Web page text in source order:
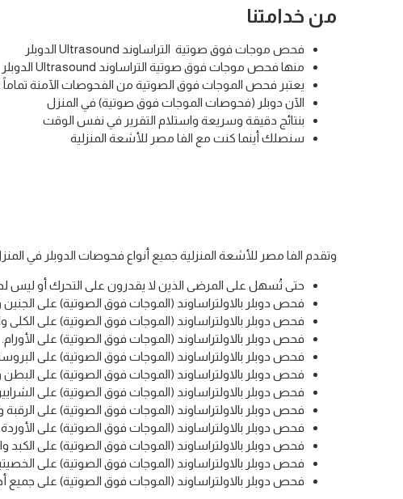
من خدامتنا
فحص موجات فوق صوتية التراساوند Ultrasound الدوبلر
منها فحص موجات فوق صوتية التراساوند Ultrasound الدوبلر
يعتبر فحص الموجات فوق الصوتية من الفحوصات الآمنة تماماً
الآن دوبلر (فحوصات الموجات فوق صوتية) في المنزل
بنتائج دقيقة وسريعة واستلام التقرير في نفس الوقت
سنصلك أينما كنت مع الفا مصر للأشعة المنزلية
وتقدم الفا مصر للأشعة المنزلية جميع أنواع فحوصات الدوبلر في
حتى تُسهل على المرضى الذين لا يقدرون على التحرك أو
فحص دوبلر بالاولتراساوند (الموجات فوق الصوتية) على الجنين
فحص دوبلر بالاولتراساوند (الموجات فوق الصوتية) على الكلى
فحص دوبلر بالاولتراساوند (الموجات فوق الصوتية) على الأورام.
فحص دوبلر بالاولتراساوند (الموجات فوق الصوتية) على
فحص دوبلر بالاولتراساوند (الموجات فوق الصوتية) على
فحص دوبلر بالاولتراساوند (الموجات فوق الصوتية) على
فحص دوبلر بالاولتراساوند (الموجات فوق الصوتية) على الرقبة
فحص دوبلر بالاولتراساوند (الموجات فوق الصوتية) على الأوردة.
فحص دوبلر بالاولتراساوند (الموجات فوق الصوتية) على الكبد
فحص دوبلر بالاولتراساوند (الموجات فوق الصوتية) على
فحص دوبلر بالاولتراساوند (الموجات فوق الصوتية) على جميع